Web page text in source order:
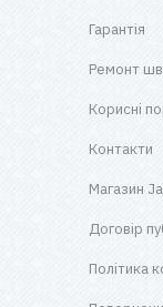
Гарантія
Ремонт
Корисні
Контакти
Магазин
Договір
Політика